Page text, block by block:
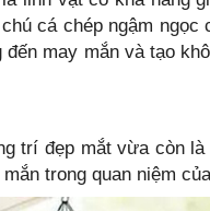
cá chép ngậm ngọc
may mắn và tạo
trí đẹp mắt vừa còn
trong quan niệm